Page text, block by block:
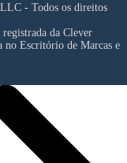
- Todos os direitos
da Clever
no Escritório de Marcas e